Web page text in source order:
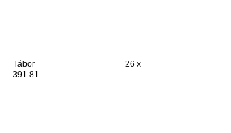
Tábor
391 81
26 x